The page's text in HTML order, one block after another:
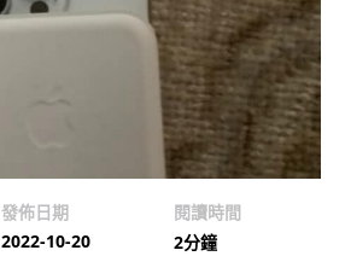
發佈日期
2022-10-20
閱讀時間
2分鐘